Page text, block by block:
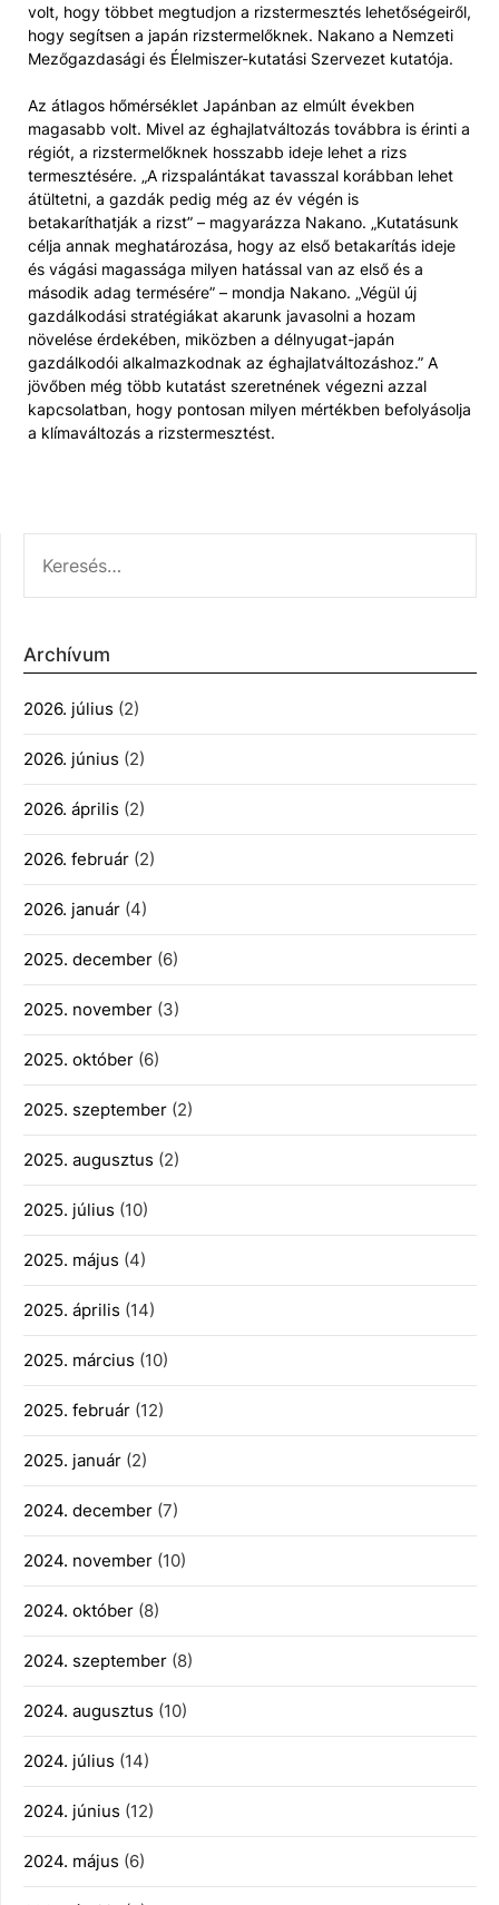
volt, hogy többet megtudjon a rizstermesztés lehetőségeiről,
hogy segítsen a japán rizstermelőknek. Nakano a Nemzeti
Mezőgazdasági és Élelmiszer-kutatási Szervezet kutatója.
Az átlagos hőmérséklet Japánban az elmúlt években
magasabb volt. Mivel az éghajlatváltozás továbbra is érinti a
régiót, a rizstermelőknek hosszabb ideje lehet a rizs
termesztésére. „A rizspalántákat tavasszal korábban lehet
átültetni, a gazdák pedig még az év végén is
betakaríthatják a rizst” – magyarázza Nakano. „Kutatásunk
célja annak meghatározása, hogy az első betakarítás ideje
és vágási magassága milyen hatással van az első és a
második adag termésére” – mondja Nakano. „Végül új
gazdálkodási stratégiákat akarunk javasolni a hozam
növelése érdekében, miközben a délnyugat-japán
gazdálkodói alkalmazkodnak az éghajlatváltozáshoz.” A
jövőben még több kutatást szeretnének végezni azzal
kapcsolatban, hogy pontosan milyen mértékben befolyásolja
a klímaváltozás a rizstermesztést.
Archívum
2026. július (2)
2026. június (2)
2026. április (2)
2026. február (2)
2026. január (4)
2025. december (6)
2025. november (3)
2025. október (6)
2025. szeptember (2)
2025. augusztus (2)
2025. július (10)
2025. május (4)
2025. április (14)
2025. március (10)
2025. február (12)
2025. január (2)
2024. december (7)
2024. november (10)
2024. október (8)
2024. szeptember (8)
2024. augusztus (10)
2024. július (14)
2024. június (12)
2024. május (6)